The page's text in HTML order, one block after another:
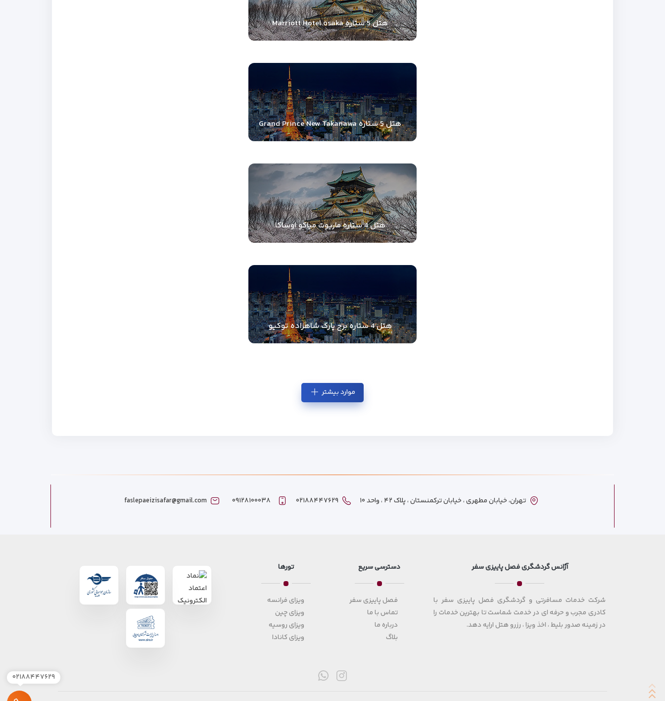
هتل 5 ستاره Marriott Hotel osaka
هتل 5 ستاره Grand Prince New Takanawa
هتل 4 ستاره ماریوت میاکو اوساکا
هتل 4 ستاره برج پارک شاهزاده توکیو
موارد بیشتر
تهران، خیابان مطهری ، خیابان ترکمنستان ، پلاک ۴۲ ، واحد ۱۰ ۰۲۱۸۸۴۴۷۶۲۹ ۰۹۱۲۸۱۰۰۰۳۸ faslepaeizisafar@gmail.com
آژانس گردشگری فصل پاییزی سفر
شرکت خدمات مسافرتی و گردشگری فصل پاییزی سفر با
کادری مجرب و حرفه ای در خدمت شماست تا بهترین خدمات را
در زمینه صدور بلیط ، اخذ ویزا ، رزرو هتل ارایه دهد.
دسترسی سریع
فصل پاییزی سفر
تماس با ما
درباره ما
بلاگ
تورها
ویزای فرانسه
ویزای چین
ویزای روسیه
ویزای کانادا
۰۲۱۸۸۴۴۷۶۲۹